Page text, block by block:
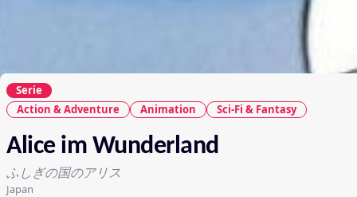
Serie
Action & Adventure
Animation Sci-Fi & Fantasy
Alice im Wunderland
ふしぎの国のアリス
Japan